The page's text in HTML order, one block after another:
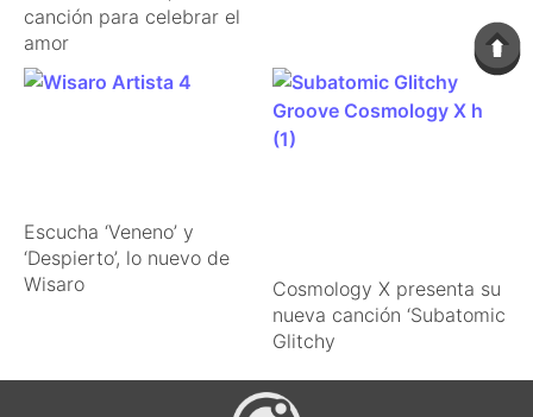
canción para celebrar el
amor
Escucha ‘Veneno’ y
‘Despierto’, lo nuevo de
Wisaro
Cosmology X presenta su
nueva canción ‘Subatomic
Glitchy